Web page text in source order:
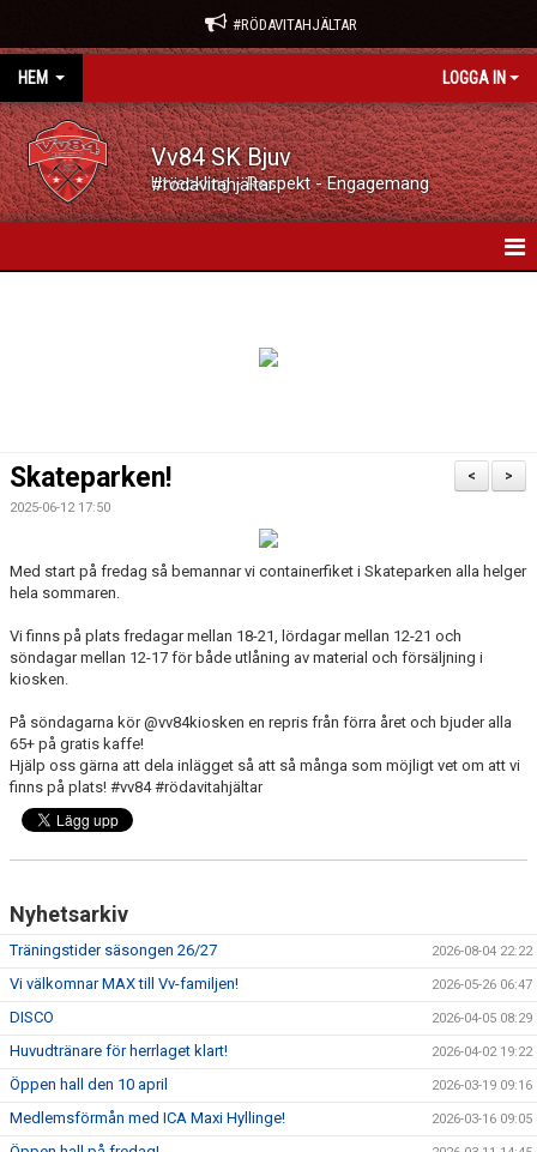
#RÖDAVITAHJÄLTAR
HEM LOGGA IN
Vv84 SK Bjuv
Utveckling - Respekt - Engagemang #rödavitahjältar
MATCHER
DOKUMENT
BILDGALLERI
HISTORIA
>
<
Skateparken!
2025-06-12 17:50
Med start på fredag så bemannar vi containerfiket i Skateparken alla helger
hela sommaren.
Vi finns på plats fredagar mellan 18-21, lördagar mellan 12-21 och
söndagar mellan 12-17 för både utlåning av material och försäljning i
kiosken.
På söndagarna kör @vv84kiosken en repris från förra året och bjuder alla
65+ på gratis kaffe!
Hjälp oss gärna att dela inlägget så att så många som möjligt vet om att vi
finns på plats! #vv84 #rödavitahjältar
Nyhetsarkiv
Träningstider säsongen 26/27 2026-08-04 22:22
Vi välkomnar MAX till Vv-familjen! 2026-05-26 06:47
DISCO 2026-04-05 08:29
Huvudtränare för herrlaget klart! 2026-04-02 19:22
Öppen hall den 10 april 2026-03-19 09:16
Medlemsförmån med ICA Maxi Hyllinge! 2026-03-16 09:05